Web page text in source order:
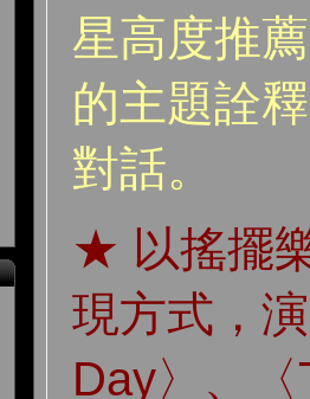
星高度推
的主題詮
對話。
★ 以搖擺
現方式，
Day〉、